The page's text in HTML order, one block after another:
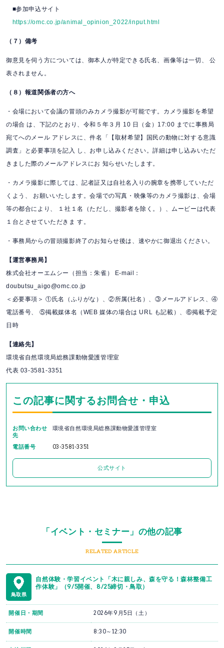
■参加申込サイト
https://omc.co.jp/animal_opinion_2022/input.html
（７）備考
御意見を伺う方については、御本人が特定できる氏名、画像等は一切、 公
表されません。
（８）報道関係者の方へ
・会場において会議の冒頭のみカメラ撮影が可能です。カメラ撮影を希望
の場合 は、下記のとおり、令和５年３月 10 日（金）17:00 までに事務局
宛てへのメール アドレスに、件名「【取材希望】国民の動物に対する意識
調査」と必要事項を記入 し、お申し込みください。詳細は申し込みいただ
きました際のメールアドレスにお 知らせいたします。
・カメラ撮影に際しては、記者証又は自社名入りの腕章を携帯していただ
くよう、 お願いいたします。会場での写真・映像等のカメラ撮影は、会場
等の都合により、 １社１名（ただし、撮影者を除く。）、ムービーは代表
１台とさせていただきま す。
・事務局からの冒頭撮影終了のお知らせ後は、速やかに御退出ください。
【運営事務局】
株式会社オーエムシー（担当：朱雀） E-mail：
doubutsu_aigo@omc.co.jp
＜必要事項＞ ①氏名（ふりがな）、②所属(社名）、③メールアドレス、④
電話番号、 ⑤掲載媒体名（WEB 媒体の場合は URL も記載）、⑥掲載予定
日時
【連絡先】
環境省自然環境局総務課動物愛護管理室
代表 03-3581-3351
この記事に関するお問合せ・申込
お問い合わせ
先
環境省自然環境局総務課動物愛護管理室
電話番号 03-3581-3351
公式サイト
「イベント・セミナー」の他の記事
RELATED ARTICLE
鳥取県
自然体験・学習イベント「木に親しみ、森を守る！森林整備工
作体験」（9/5開催、8/25締切・鳥取）
開催日・期間 2026年9月5日（土）
開催時間 8:30～12:30